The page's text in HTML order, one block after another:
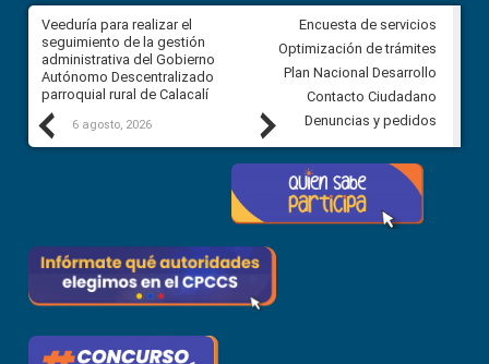
Previous
Veeduría para realizar el
seguimiento de la gestión
administrativa del Gobierno
Autónomo Descentralizado
parroquial rural de Calacalí
6 agosto, 2026
Veeduría para vigilar los
derivados de la Audiencia
comunidad Urbina, parroquia
Carolina
5 agosto, 2026
Next
Encuesta de servicios
Optimización de trámites
Plan Nacional Desarrollo
Contacto Ciudadano
Denuncias y pedidos